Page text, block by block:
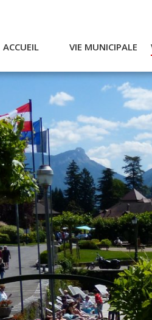
ACCUEIL VIE MUNICIPALE
Actualités et agenda
Conseil municipal
Réglementaires
Services municipaux
Intercommunalité
Bulletin communal
CCAS
Enfance
Emplois / Marchés
Finances